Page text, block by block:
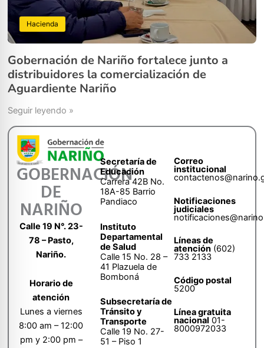
Hacienda
Gobernación de Nariño fortalece junto a
distribuidores la comercialización de
Aguardiente Nariño
Seguir leyendo »
GOBERNACIÓN
DE
NARIÑO
Calle 19 N°. 23-
78 – Pasto,
Nariño.
Horario de
atención
Lunes a viernes
8:00 am – 12:00
pm y 2:00 pm –
Secretaría de
Educación
Carrera 42B No.
18A-85 Barrio
Pandiaco
Instituto
Departamental
de Salud
Calle 15 No. 28 –
41 Plazuela de
Bomboná
Subsecretaría de
Tránsito y
Transporte
Calle 19 No. 27-
51 – Piso 1
Correo
institucional
Notificaciones
judiciales
Líneas de
atención (602)
733 2133
Código postal
5200
Línea gratuita
nacional 01-
8000972033